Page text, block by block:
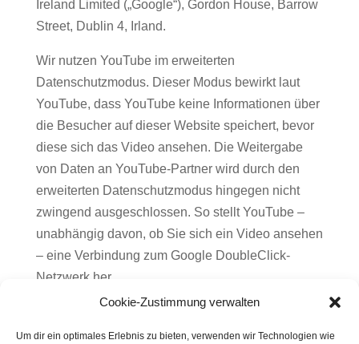
Cookie-Zustimmung verwalten
Um dir ein optimales Erlebnis zu bieten, verwenden wir Technologien wie
Ireland Limited („Google“), Gordon House, Barrow
Street, Dublin 4, Irland.
Wir nutzen YouTube im erweiterten
Datenschutzmodus. Dieser Modus bewirkt laut
YouTube, dass YouTube keine Informationen über
die Besucher auf dieser Website speichert, bevor
diese sich das Video ansehen. Die Weitergabe
von Daten an YouTube-Partner wird durch den
erweiterten Datenschutzmodus hingegen nicht
zwingend ausgeschlossen. So stellt YouTube –
unabhängig davon, ob Sie sich ein Video ansehen
– eine Verbindung zum Google DoubleClick-
Netzwerk her.
Sobald Sie ein YouTube-Video auf dieser Website
starten, wird eine Verbindung zu den Servern von